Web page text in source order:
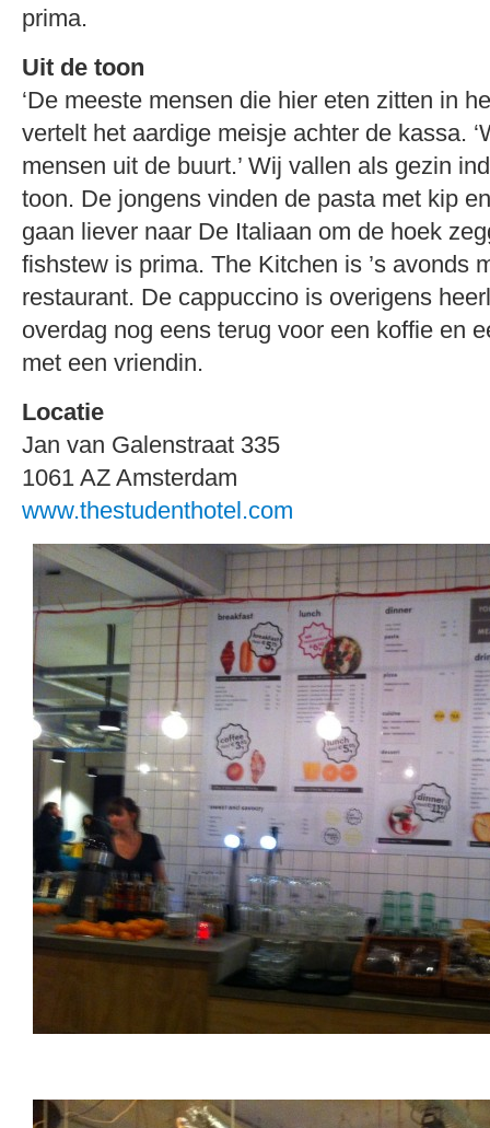
prima.
Uit de toon
‘De meeste mensen die hier eten zitten in
vertelt het aardige meisje achter de kassa.
mensen uit de buurt.’ Wij vallen als gezin
toon. De jongens vinden de pasta met kip
gaan liever naar De Italiaan om de hoek
fishstew is prima. The Kitchen is ’s avonds
restaurant. De cappuccino is overigens
overdag nog eens terug voor een koffie en
met een vriendin.
Locatie
Jan van Galenstraat 335
1061 AZ Amsterdam
www.thestudenthotel.com